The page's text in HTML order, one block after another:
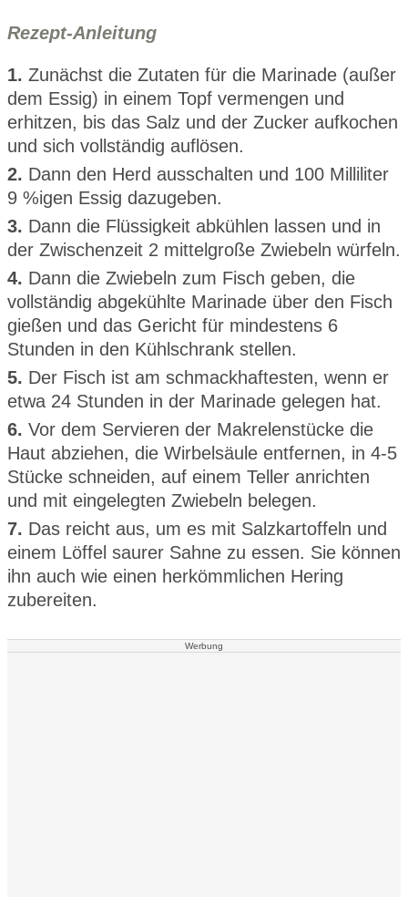
Rezept-Anleitung
1. Zunächst die Zutaten für die Marinade (außer
dem Essig) in einem Topf vermengen und
erhitzen, bis das Salz und der Zucker aufkochen
und sich vollständig auflösen.
2. Dann den Herd ausschalten und 100 Milliliter
9 %igen Essig dazugeben.
3. Dann die Flüssigkeit abkühlen lassen und in
der Zwischenzeit 2 mittelgroße Zwiebeln würfeln.
4. Dann die Zwiebeln zum Fisch geben, die
vollständig abgekühlte Marinade über den Fisch
gießen und das Gericht für mindestens 6
Stunden in den Kühlschrank stellen.
5. Der Fisch ist am schmackhaftesten, wenn er
etwa 24 Stunden in der Marinade gelegen hat.
6. Vor dem Servieren der Makrelenstücke die
Haut abziehen, die Wirbelsäule entfernen, in 4-5
Stücke schneiden, auf einem Teller anrichten
und mit eingelegten Zwiebeln belegen.
7. Das reicht aus, um es mit Salzkartoffeln und
einem Löffel saurer Sahne zu essen. Sie können
ihn auch wie einen herkömmlichen Hering
zubereiten.
Werbung